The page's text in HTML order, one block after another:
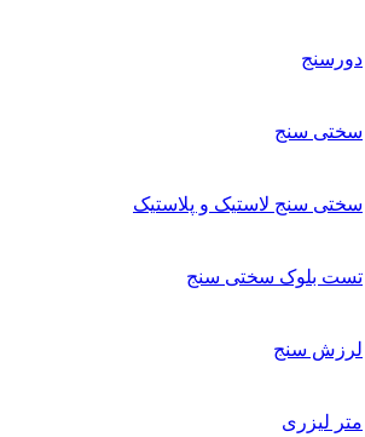
دورسنج
سختی سنج
سختی سنج لاستیک و پلاستیک
تست بلوک سختی سنج
لرزش سنج
متر لیزری